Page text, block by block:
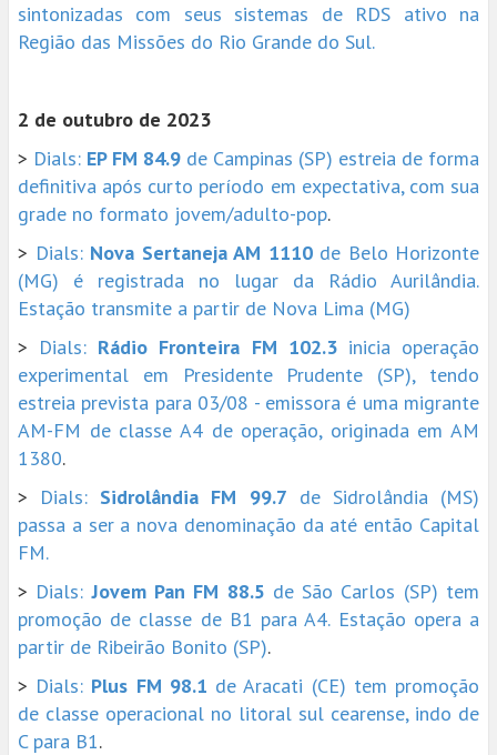
sintonizadas com seus sistemas de RDS ativo na
Região das Missões do Rio Grande do Sul.
2 de outubro de 2023
> Dials: EP FM 84.9 de Campinas (SP) estreia de forma
definitiva após curto período em expectativa, com sua
grade no formato jovem/adulto-pop.
> Dials: Nova Sertaneja AM 1110de Belo Horizonte
(MG) é registrada no lugar da Rádio Aurilândia.
Estação transmite a partir de Nova Lima (MG)
> Dials: Rádio Fronteira FM 102.3inicia operação
experimental em Presidente Prudente (SP), tendo
estreia prevista para 03/08 - emissora é uma migrante
AM-FM de classe A4 de operação, originada em AM
1380.
> Dials: Sidrolândia FM 99.7 de Sidrolândia (MS)
passa a ser a nova denominação da até então Capital
FM.
> Dials:Jovem Pan FM 88.5 de São Carlos (SP) tem
promoção de classe de B1 para A4. Estação opera a
partir de Ribeirão Bonito (SP).
> Dials: Plus FM 98.1 de Aracati (CE) tem promoção
de classe operacional no litoral sul cearense, indo de
C para B1.